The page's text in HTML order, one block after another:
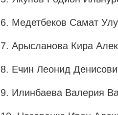
6. Медетбеков Самат
7. Арысланова Кира
8. Ечин Леонид
9. Илинбаева Валерия